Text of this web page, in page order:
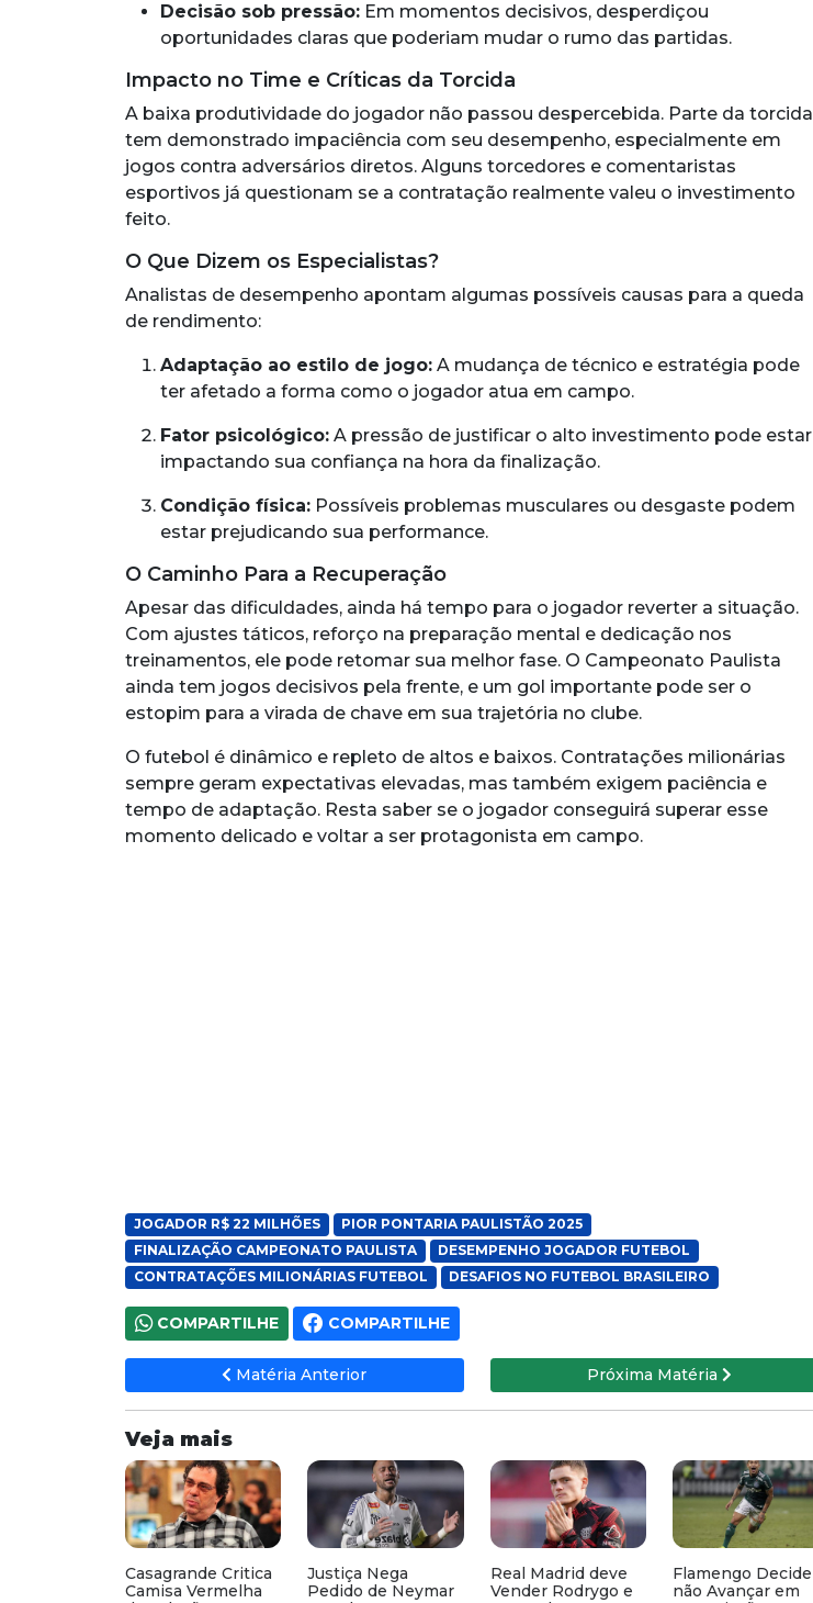
Decisão sob pressão: Em momentos decisivos, desperdiçou
oportunidades claras que poderiam mudar o rumo das partidas.
Impacto no Time e Críticas da Torcida
A baixa produtividade do jogador não passou despercebida. Parte da torcida
tem demonstrado impaciência com seu desempenho, especialmente em
jogos contra adversários diretos. Alguns torcedores e comentaristas
esportivos já questionam se a contratação realmente valeu o investimento
feito.
O Que Dizem os Especialistas?
Analistas de desempenho apontam algumas possíveis causas para a queda
de rendimento:
Adaptação ao estilo de jogo: A mudança de técnico e estratégia pode
ter afetado a forma como o jogador atua em campo.
Fator psicológico: A pressão de justificar o alto investimento pode estar
impactando sua confiança na hora da finalização.
Condição física: Possíveis problemas musculares ou desgaste podem
estar prejudicando sua performance.
O Caminho Para a Recuperação
Apesar das dificuldades, ainda há tempo para o jogador reverter a situação.
Com ajustes táticos, reforço na preparação mental e dedicação nos
treinamentos, ele pode retomar sua melhor fase. O Campeonato Paulista
ainda tem jogos decisivos pela frente, e um gol importante pode ser o
estopim para a virada de chave em sua trajetória no clube.
O futebol é dinâmico e repleto de altos e baixos. Contratações milionárias
sempre geram expectativas elevadas, mas também exigem paciência e
tempo de adaptação. Resta saber se o jogador conseguirá superar esse
momento delicado e voltar a ser protagonista em campo.
JOGADOR R$ 22 MILHÕES
PIOR PONTARIA PAULISTÃO 2025
FINALIZAÇÃO CAMPEONATO PAULISTA
DESEMPENHO JOGADOR FUTEBOL
CONTRATAÇÕES MILIONÁRIAS FUTEBOL
DESAFIOS NO FUTEBOL BRASILEIRO
COMPARTILHE COMPARTILHE
Matéria Anterior Próxima Matéria
Veja mais
Casagrande Critica
Camisa Vermelha
Justiça Nega
Pedido de Neymar
Real Madrid deve
Vender Rodrygo e
Flamengo Decide
não Avançar em